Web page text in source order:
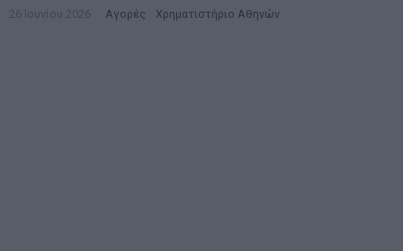
26 Ιουνίου 2026 Αγορές Χρηματιστήριο Αθηνών